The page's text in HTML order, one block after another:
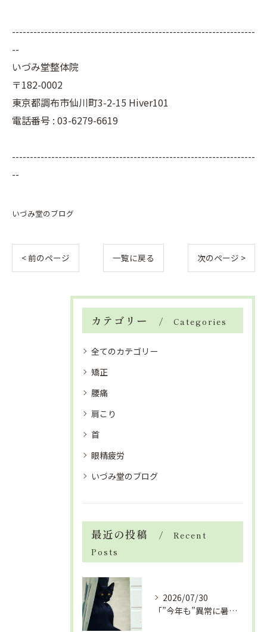
--------------------------------------------------------------------
--
いづみ堂整体院
〒182-0002
東京都調布市仙川町3-2-15 Hiver101
電話番号 : 03-6279-6619
--------------------------------------------------------------------
--
いづみ堂のブログ
< 前のページ 一覧に戻る 次のページ >
カテゴリー Categories
全てのカテゴリー
矯正
腰痛
肩こり
首
眼精疲労
いづみ堂のブログ
最近の投稿
Recent
Posts
2026/07/30
「”今年も”異常に暑い夏」酷暑+冷房＝夏風邪、腰痛、ひざの痛...